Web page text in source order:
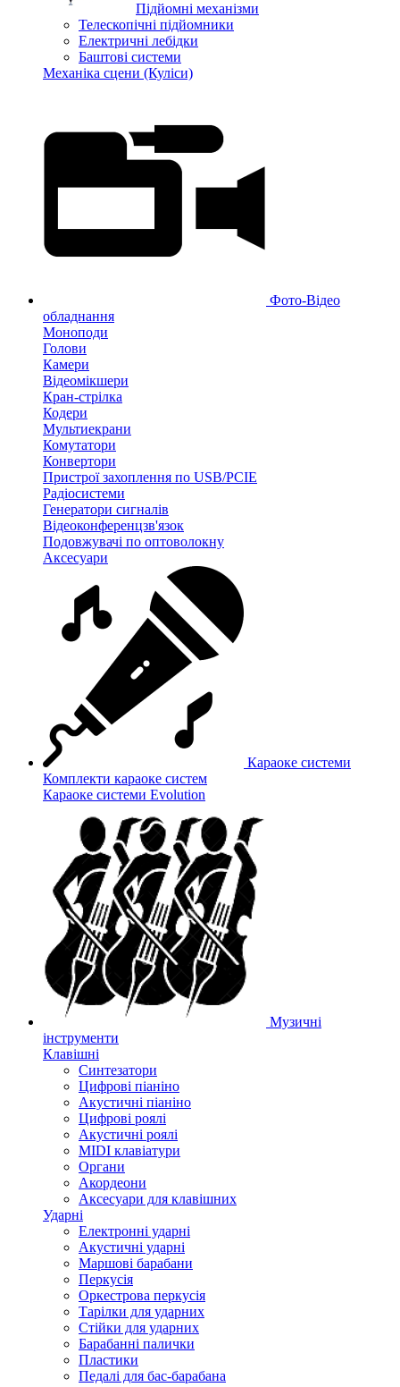
Підйомні механізми
Телескопічні підйомники
Електричні лебідки
Баштові системи
Механіка сцени (Куліси)
Фото-Відео
обладнання
Моноподи
Голови
Камери
Відеомікшери
Кран-стрілка
Кодери
Мультиекрани
Комутатори
Конвертори
Пристрої захоплення по USB/PCIE
Радіосистеми
Генератори сигналів
Відеоконференцзв'язок
Подовжувачі по оптоволокну
Аксесуари
Караоке системи
Комплекти караоке систем
Караоке системи Evolution
Музичні
інструменти
Клавішні
Синтезатори
Цифрові піаніно
Акустичні піаніно
Цифрові роялі
Акустичні роялі
MIDI клавіатури
Органи
Акордеони
Аксесуари для клавішних
Ударні
Електронні ударні
Акустичні ударні
Маршові барабани
Перкусія
Оркестрова перкусія
Тарілки для ударних
Стійки для ударних
Барабанні палички
Пластики
Педалі для бас-барабана